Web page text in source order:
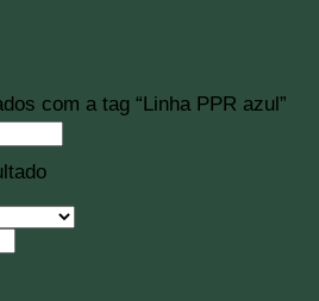
com a tag “Linha PPR azul”